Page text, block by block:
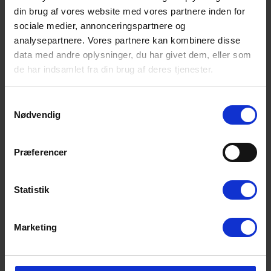
din brug af vores website med vores partnere inden for
sociale medier, annonceringspartnere og
analysepartnere. Vores partnere kan kombinere disse
data med andre oplysninger, du har givet dem, eller som
de har indsamlet fra din brug af deres tjenester.
Nødvendig
Præferencer
Statistik
Marketing
Ramona Weidman
aug 2025
Boede i dette hus for anden gang, ideelt for os
to personer med en hund.
Tyskland
Oversat via AI -
Vis original
kommentar
Det lejede feriehus står til jeres rådighed fra kl. 15.00.